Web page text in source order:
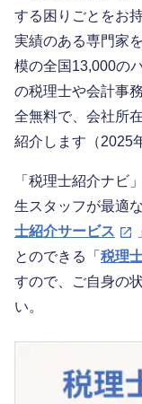
する困りごとをお
実績のある専門家
模の全国13,000の
の税理士や会計事
全無料で、会社所
紹介します（2025
「税理士紹介ナビ
生スタッフが最適
士紹介サービス
とのできる「 税理
すので、ご自身の
い。